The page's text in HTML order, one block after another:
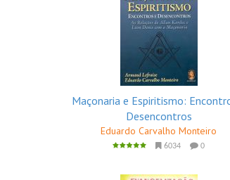
Maçonaria e Espiritismo:
Desencontros
Eduardo Carvalho Monteiro
6034 0